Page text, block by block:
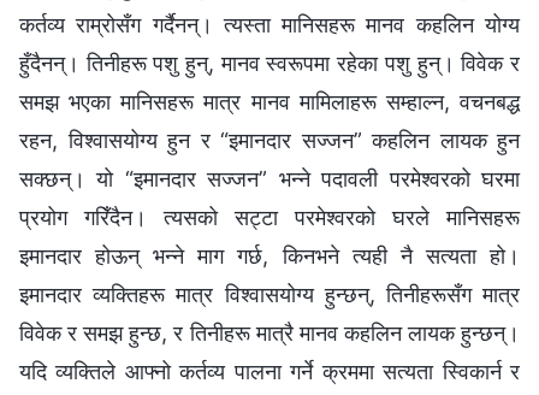
कर्तव्य राम्रोसँग गर्दैनन्। त्यस्ता मानिसहरू मानव कहलिन योग्य
हुँदैनन्। तिनीहरू पशु हुन्, मानव स्वरूपमा रहेका पशु हुन्। विवेक र
समझ भएका मानिसहरू मात्र मानव मामिलाहरू सम्हाल्न, वचनबद्ध
रहन, विश्‍वासयोग्य हुन र “इमानदार सज्जन” कहलिन लायक हुन
सक्छन्। यो “इमानदार सज्जन” भन्‍ने पदावली परमेश्‍वरको घरमा
प्रयोग गरिँदैन। त्यसको सट्टा परमेश्‍वरको घरले मानिसहरू
इमानदार होऊन् भन्‍ने माग गर्छ, किनभने त्यही नै सत्यता हो।
इमानदार व्यक्तिहरू मात्र विश्‍वासयोग्य हुन्छन्, तिनीहरूसँग मात्र
विवेक र समझ हुन्छ, र तिनीहरू मात्रै मानव कहलिन लायक हुन्छन्।
यदि व्यक्तिले आफ्नो कर्तव्य पालना गर्ने क्रममा सत्यता स्विकार्न र